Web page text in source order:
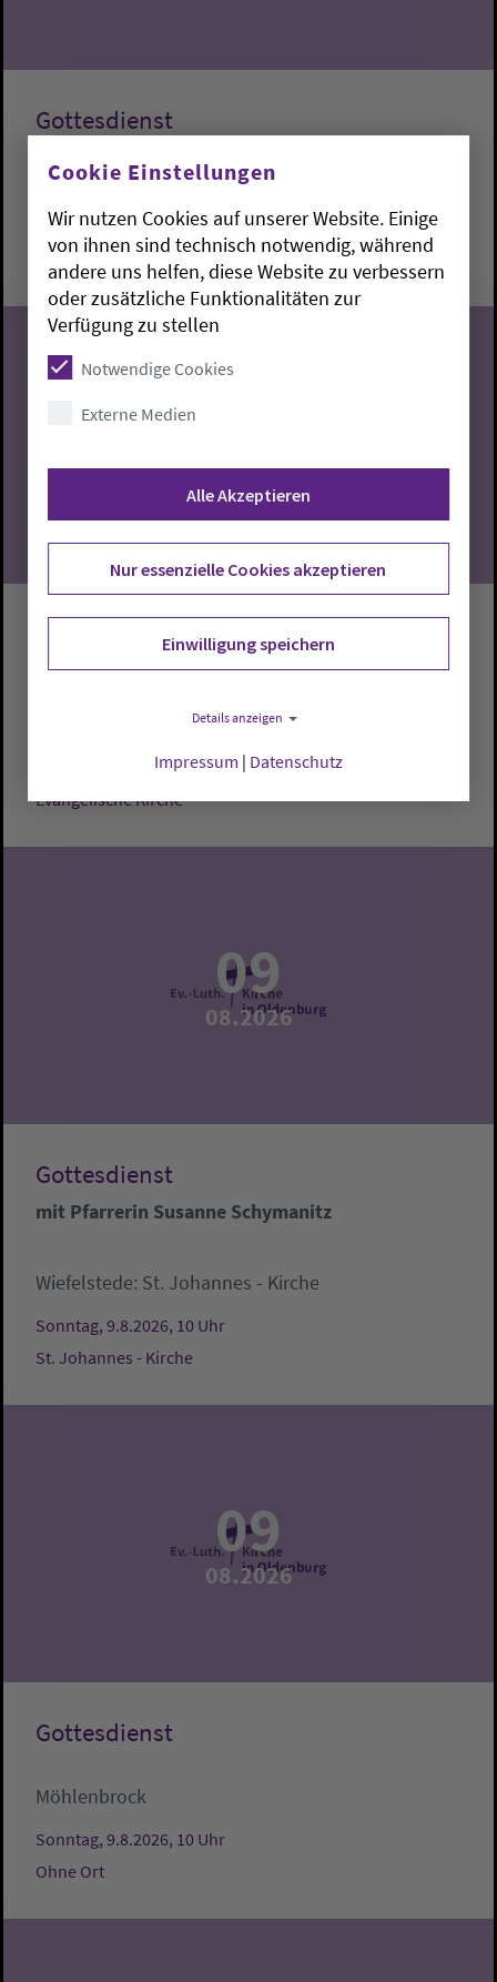
Gottesdienst
Lemwerder:Kapelle am Deich
Sonntag, 9.8.2026, 10 Uhr
Kapelle am Deich
08.2026
Gottesdienst
Sonntag, 9.8.2026, 10 Uhr
Evangelische Kirche
09
08.2026
Gottesdienst
mit Pfarrerin Susanne Schymanitz
Wiefelstede: St. Johannes - Kirche
Sonntag, 9.8.2026, 10 Uhr
St. Johannes - Kirche
09
08.2026
Gottesdienst
Möhlenbrock
Sonntag, 9.8.2026, 10 Uhr
Ohne Ort
Cookie Einstellungen
Wir nutzen Cookies auf unserer Website. Einige
von ihnen sind technisch notwendig, während
andere uns helfen, diese Website zu verbessern
oder zusätzliche Funktionalitäten zur
Verfügung zu stellen
Notwendige Cookies
Externe Medien
Alle Akzeptieren
Nur essenzielle Cookies akzeptieren
Einwilligung speichern
Details anzeigen
Impressum | Datenschutz